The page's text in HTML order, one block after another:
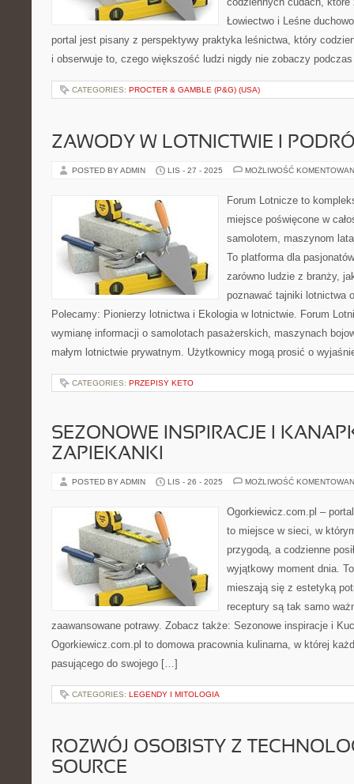
Łowiectwo i Leśne
portal jest pisany z perspektywy praktyka leśnictwa, który
i obserwuje to, czego większość ludzi nigdy nie zobaczy
CATEGORIES: PROCTER & GAMBLE (P&G) (USA)
ZAWODY W LOTNICTWIE I
POSTED BY ADMIN LIS - 27 - 2025 MOŻLIWOŚĆ
Forum Lotnicze to
miejsce poświęcone w
samolotem, maszynom
To platforma dla
zarówno ludzie z branży,
poznawać tajniki lotnictwa
Polecamy: Pionierzy lotnictwa i Ekologia w lotnictwie. Forum
wymianę informacji o samolotach pasażerskich, maszynach
małym lotnictwie prywatnym. Użytkownicy mogą prosić o
CATEGORIES: PRZEPISY KETO
SEZONOWE INSPIRACJE I
ZAPIEKANKI
POSTED BY ADMIN LIS - 26 - 2025 MOŻLIWOŚĆ
Ogorkiewicz.com.pl –
to miejsce w sieci, w
przygodą, a codzienne
wyjątkowy moment dnia.
mieszają się z estetyką
receptury są tak samo
zaawansowane potrawy. Zobacz także: Sezonowe inspiracje i
Ogorkiewicz.com.pl to domowa pracownia kulinarna, w której
pasującego do swojego […]
CATEGORIES: LEGENDY I MITOLOGIA
ROZWÓJ OSOBISTY Z
SOURCE